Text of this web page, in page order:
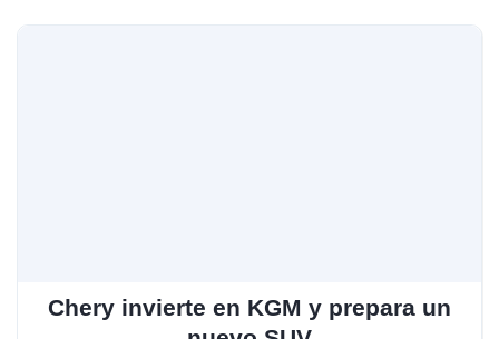
Chery invierte en KGM y prepara un